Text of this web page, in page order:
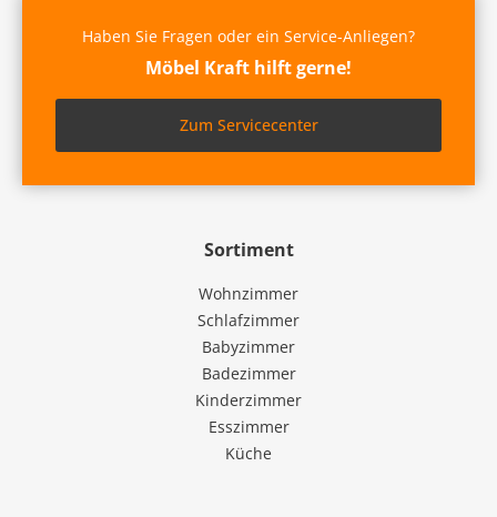
Sortiment
Wohnzimmer
Schlafzimmer
Babyzimmer
Badezimmer
Kinderzimmer
Esszimmer
Küche
Haben Sie Fragen oder ein Service-Anliegen?
Möbel Kraft hilft gerne!
Zum Servicecenter